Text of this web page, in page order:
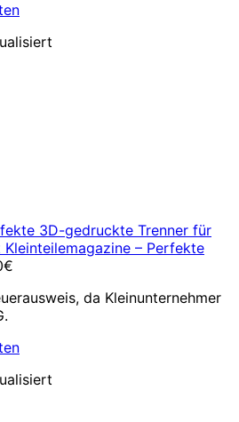
3D-gedruckte Trenner für
– Perfekte
€
da Kleinunternehmer